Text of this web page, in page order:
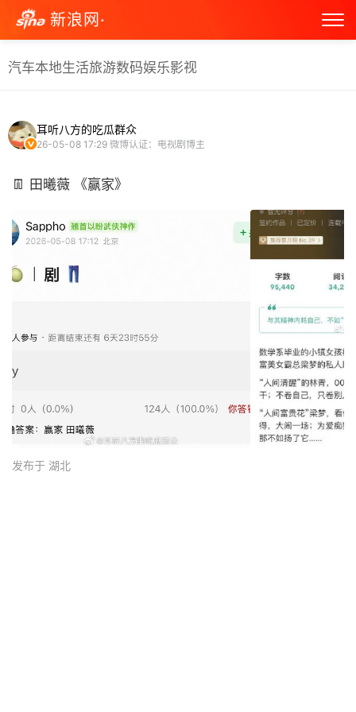
新浪网·
汽车本地生活旅游数码娱乐影视
耳听八方的吃瓜群众
26-05-08 17:29 微博认证：电视剧博主
👖 田曦薇 《赢家》 ​​​​
发布于 湖北